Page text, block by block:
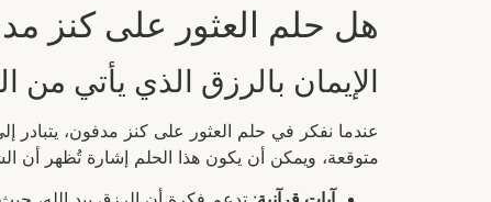
هل حلم العثور على كنز
الإيمان بالرزق الذي يأتي من
عندما نفكر في حلم العثور على كنز مدفون، يتبادر
متوقعة، ويمكن أن يكون هذا الحلم إشارة تُظهر أن